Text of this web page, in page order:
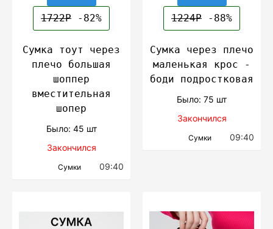
1722Р -82%
Сумка тоут через
плечо большая
шоппер
вместительная
шопер
Было: 45 шт
Закончился
Сумки 09:40
1224Р -88%
Сумка через плечо
маленькая крос -
боди подростковая
Было: 75 шт
Закончился
Сумки 09:40